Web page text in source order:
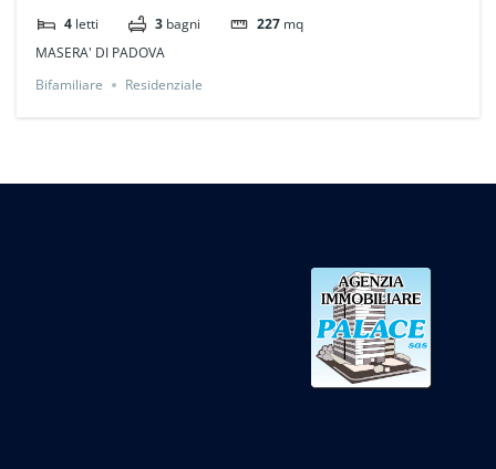
4 letti 3 bagni 227 mq
MASERA' DI PADOVA
Bifamiliare
Residenziale